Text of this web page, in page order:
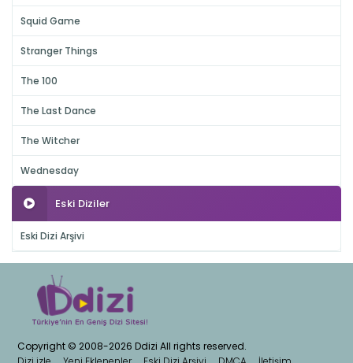
Squid Game
Stranger Things
The 100
The Last Dance
The Witcher
Wednesday
Eski Diziler
Eski Dizi Arşivi
Copyright © 2008-2026 Ddizi All rights reserved.